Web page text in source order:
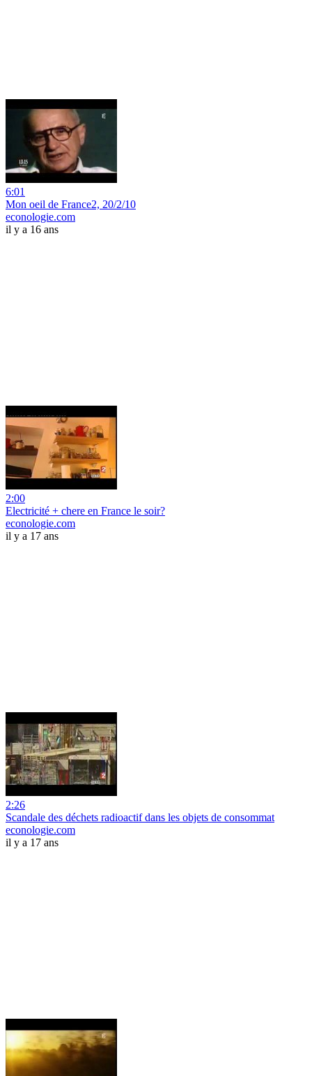
6:01
Mon oeil de France2, 20/2/10
econologie.com
il y a 16 ans
2:00
Electricité + chere en France le soir?
econologie.com
il y a 17 ans
2:26
Scandale des déchets radioactif dans les objets de consommat
econologie.com
il y a 17 ans